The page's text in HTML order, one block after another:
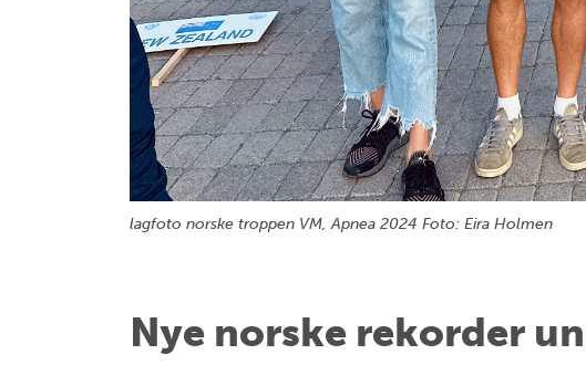
lagfoto norske troppen VM, Apnea 2024 Foto: Eira Holmen
Nye norske rekorder